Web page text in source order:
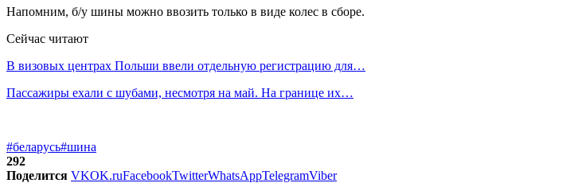
Напомним, б/у шины можно ввозить только в виде колес в сборе.
Сейчас читают
В визовых центрах Польши ввели отдельную регистрацию для…
Пассажиры ехали с шубами, несмотря на май. На границе их…
#беларусь#шина
292
Поделится VKOK.ruFacebookTwitterWhatsAppTelegramViber